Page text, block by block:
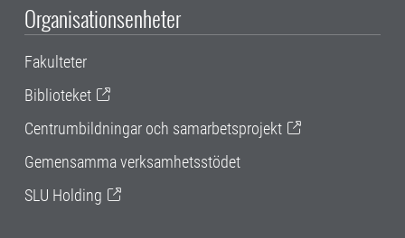
Organisationsenheter
Fakulteter
Biblioteket
Centrumbildningar och samarbetsprojekt
Gemensamma verksamhetsstödet
SLU Holding